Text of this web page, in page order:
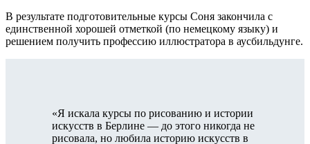
В результате подготовительные курсы Соня закончила с
единственной хорошей отметкой (по немецкому языку) и
решением получить профессию иллюстратора в аусбильдунге.
«Я искала курсы по рисованию и истории
искусств в Берлине — до этого никогда не
рисовала, но любила историю искусств в